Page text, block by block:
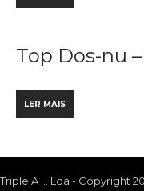
Top Dos-nu
LER MAIS
Triple A ... Lda - Copyright